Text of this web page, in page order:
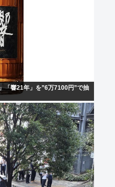
「響21年」を”6万7100円”で抽